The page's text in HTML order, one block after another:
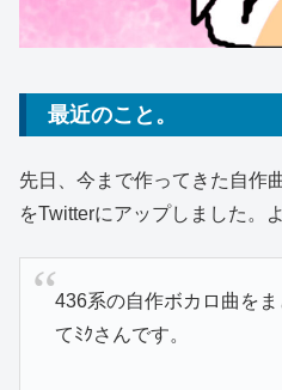
最近のこと。
先日、今まで作ってきた自作
をTwitterにアップしました。
436系の自作ボカロ曲を
てﾐｸさんです。